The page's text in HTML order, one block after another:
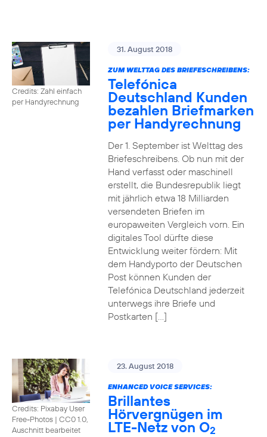
Credits: Zahl einfach
per Handyrechnung
31. August 2018
ZUM WELTTAG DES BRIEFESCHREIBENS:
Telefónica
Deutschland Kunden
bezahlen Briefmarken
per Handyrechnung
Der 1. September ist Welttag des
Briefeschreibens. Ob nun mit der
Hand verfasst oder maschinell
erstellt, die Bundesrepublik liegt
mit jährlich etwa 18 Milliarden
versendeten Briefen im
europaweiten Vergleich vorn. Ein
digitales Tool dürfte diese
Entwicklung weiter fördern: Mit
dem Handyporto der Deutschen
Post können Kunden der
Telefónica Deutschland jederzeit
unterwegs ihre Briefe und
Postkarten […]
Credits: Pixabay User
Free-Photos | CC0 1.0,
Auschnitt bearbeitet
23. August 2018
ENHANCED VOICE SERVICES:
Brillantes
Hörvergnügen im
LTE-Netz von O2